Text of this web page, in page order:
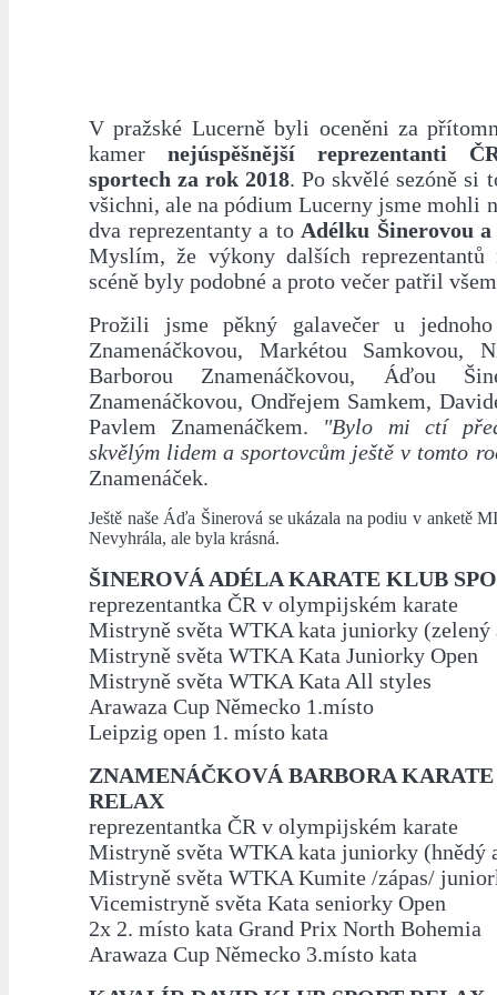
V pražské Lucerně byli oceněni za
kamer nejúspěšnější reprezentanti
sportech za rok 2018. Po skvělé sezóně si
všichni, ale na pódium Lucerny jsme mohli
dva reprezentanty a toAdélku Šinerovou
Myslím, že výkony dalších reprezentantů
scéně byly podobné a proto večer patřil
Prožili jsme pěkný galavečer u
Znamenáčkovou, Markétou Samkovou,
Barborou Znamenáčkovou, Áďou
Znamenáčkovou, Ondřejem Samkem,
Pavlem Znamenáčkem. "Bylo mi ctí
skvělým lidem a sportovcům ještě v tomto
Znamenáček.
Ještě naše Áďa Šinerová se ukázala na podiu v anketě
Nevyhrála, ale byla krásná.
ŠINEROVÁ ADÉLA KARATE KLUB
reprezentantka ČR v olympijském karate
Mistryně světa WTKA kata juniorky (zelený
Mistryně světa WTKA Kata Juniorky Open
Mistryně světa WTKA Kata All styles
Arawaza Cup Německo 1.místo
Leipzig open 1. místo kata
ZNAMENÁČKOVÁ BARBORA KARATE
RELAX
reprezentantka ČR v olympijském karate
Mistryně světa WTKA kata juniorky (hnědý
Mistryně světa WTKA Kumite /zápas/
Vicemistryně světa Kata seniorky Open
2x 2. místo kata Grand Prix North Bohemia
Arawaza Cup Německo 3.místo kata